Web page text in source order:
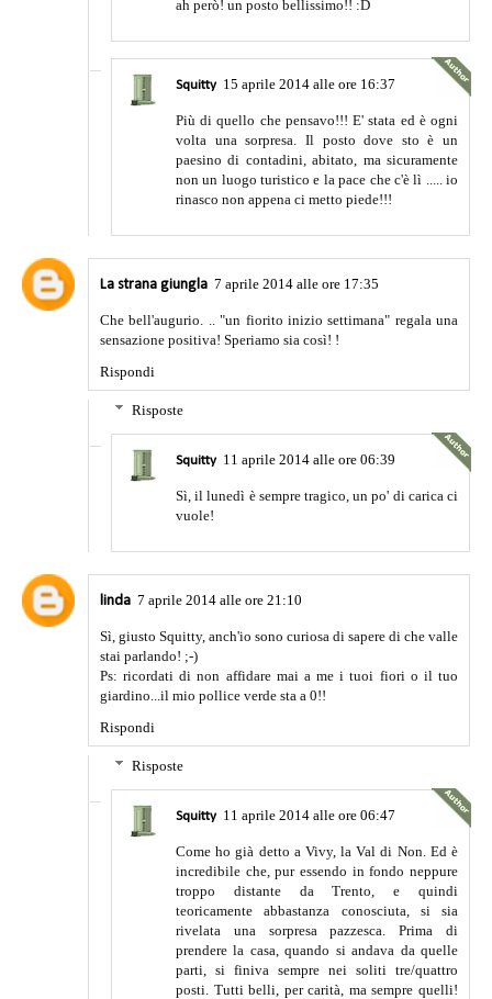
ah però! un posto bellissimo!! :D
Squitty 15 aprile 2014 alle ore 16:37
Più di quello che pensavo!!! E' stata ed è ogni
volta una sorpresa. Il posto dove sto è un
paesino di contadini, abitato, ma sicuramente
non un luogo turistico e la pace che c'è lì ..... io
rinasco non appena ci metto piede!!!
La strana giungla 7 aprile 2014 alle ore 17:35
Che bell'augurio. .. "un fiorito inizio settimana" regala una
sensazione positiva! Speriamo sia così! !
Rispondi
Risposte
Squitty 11 aprile 2014 alle ore 06:39
Sì, il lunedì è sempre tragico, un po' di carica ci
vuole!
linda 7 aprile 2014 alle ore 21:10
Sì, giusto Squitty, anch'io sono curiosa di sapere di che valle
stai parlando! ;-)
Ps: ricordati di non affidare mai a me i tuoi fiori o il tuo
giardino...il mio pollice verde sta a 0!!
Rispondi
Risposte
Squitty 11 aprile 2014 alle ore 06:47
Come ho già detto a Vivy, la Val di Non. Ed è
incredibile che, pur essendo in fondo neppure
troppo distante da Trento, e quindi
teoricamente abbastanza conosciuta, si sia
rivelata una sorpresa pazzesca. Prima di
prendere la casa, quando si andava da quelle
parti, si finiva sempre nei soliti tre/quattro
posti. Tutti belli, per carità, ma sempre quelli!